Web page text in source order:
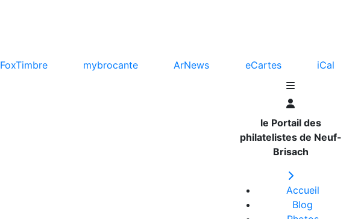
FoxTimbre mybrocante ArNews eCartes iCal
le Portail des
philatelistes de Neuf-
Brisach
Accueil
Blog